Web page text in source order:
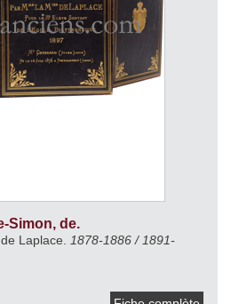
Simon, de.
Laplace. 1878-1886 / 1891-